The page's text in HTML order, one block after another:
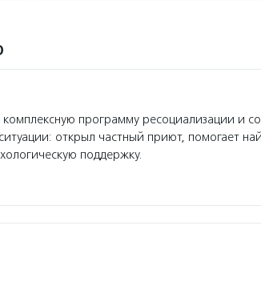
программу ресоциализации и
открыл частный приют, помогает
поддержку.